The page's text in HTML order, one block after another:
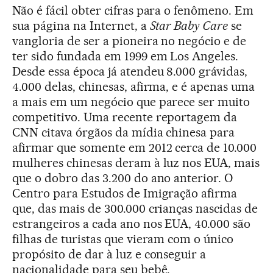
Não é fácil obter cifras para o fenômeno. Em
sua página na Internet, a Star Baby Care se
vangloria de ser a pioneira no negócio e de
ter sido fundada em 1999 em Los Angeles.
Desde essa época já atendeu 8.000 grávidas,
4.000 delas, chinesas, afirma, e é apenas uma
a mais em um negócio que parece ser muito
competitivo. Uma recente reportagem da
CNN citava órgãos da mídia chinesa para
afirmar que somente em 2012 cerca de 10.000
mulheres chinesas deram à luz nos EUA, mais
que o dobro das 3.200 do ano anterior. O
Centro para Estudos de Imigração afirma
que, das mais de 300.000 crianças nascidas de
estrangeiros a cada ano nos EUA, 40.000 são
filhas de turistas que vieram com o único
propósito de dar à luz e conseguir a
nacionalidade para seu bebê.